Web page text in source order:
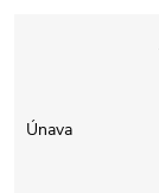
Únava